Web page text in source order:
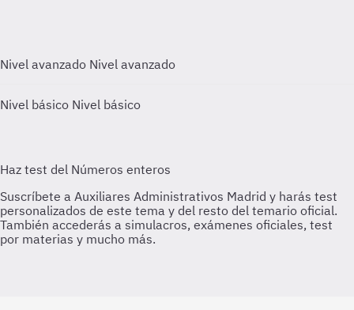
Nivel avanzado Nivel avanzado
Nivel básico Nivel básico